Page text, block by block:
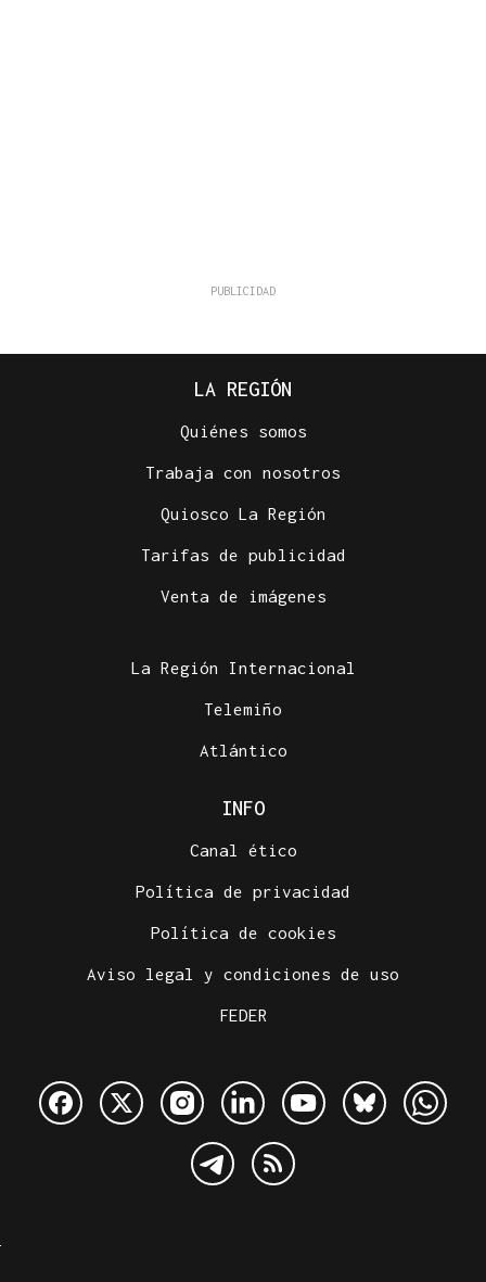
LA REGIÓN
Quiénes somos
Trabaja con nosotros
Quiosco La Región
Tarifas de publicidad
Venta de imágenes
La Región Internacional
Telemiño
Atlántico
INFO
Canal ético
Política de privacidad
Política de cookies
Aviso legal y condiciones de uso
FEDER